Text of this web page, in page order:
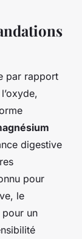
par rapport
digestive
pour
le
pour un